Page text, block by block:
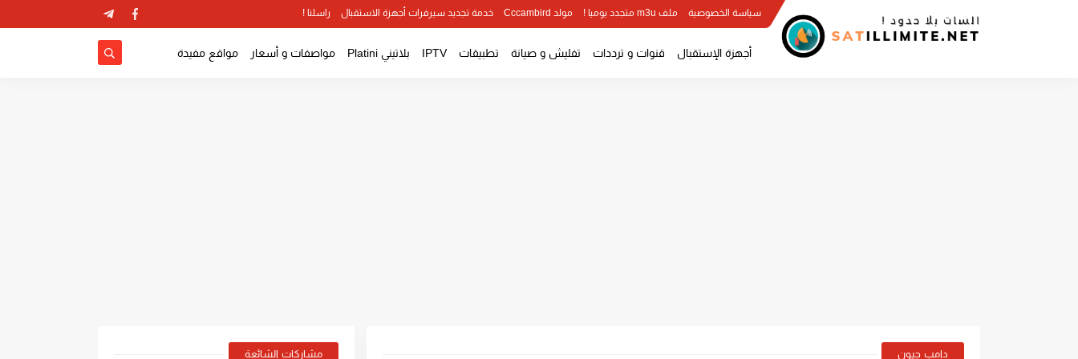
سياسة الخصوصية ملف m3u متجدد يوميا ! مولد Cccambird خدمة تجديد سيرفرات أجهزة الاستقبال راسلنا !
أجهزة الإستقبال قنوات و ترددات تفليش و صيانة تطبيقات IPTV بلاتيني Platini مواصفات و أسعار مواقع مفيدة
دامب جيون مشاركات الشائعة